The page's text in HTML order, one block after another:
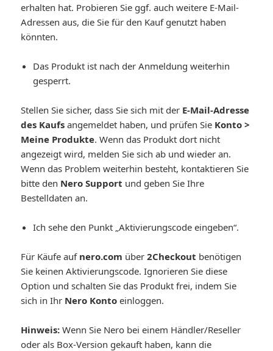
erhalten hat. Probieren Sie ggf. auch weitere E-Mail-
Adressen aus, die Sie für den Kauf genutzt haben
könnten.
Das Produkt ist nach der Anmeldung weiterhin
gesperrt.
Stellen Sie sicher, dass Sie sich mit der E-Mail-Adresse
des Kaufs angemeldet haben, und prüfen Sie Konto >
Meine Produkte. Wenn das Produkt dort nicht
angezeigt wird, melden Sie sich ab und wieder an.
Wenn das Problem weiterhin besteht, kontaktieren Sie
bitte den Nero Support und geben Sie Ihre
Bestelldaten an.
Ich sehe den Punkt „Aktivierungscode eingeben“.
Für Käufe auf nero.com über2Checkout benötigen
Sie keinen Aktivierungscode. Ignorieren Sie diese
Option und schalten Sie das Produkt frei, indem Sie
sich in Ihr Nero Konto einloggen.
Hinweis: Wenn Sie Nero bei einem Händler/Reseller
oder als Box-Version gekauft haben, kann die